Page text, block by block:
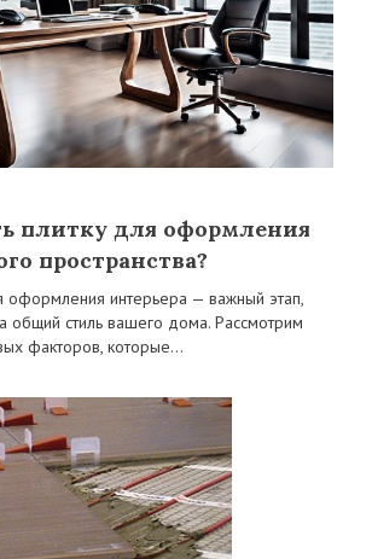
плитку для оформления
пространства?
оформления интерьера — важный этап,
общий стиль вашего дома. Рассмотрим
факторов, которые…